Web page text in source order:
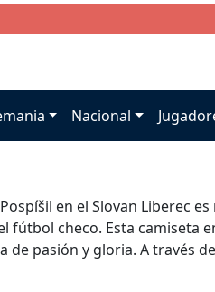
Nacional
en el Slovan Liberec es
fútbol checo. Esta camiseta
pasión y gloria. A través